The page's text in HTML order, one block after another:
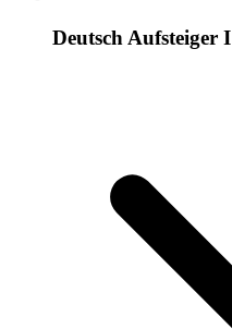
Deutsch Aufsteiger I